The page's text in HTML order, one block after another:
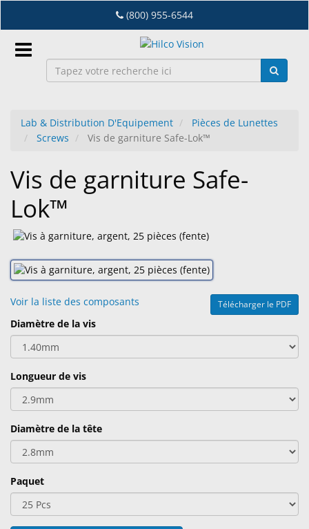
au
contenu
principal
(800) 955-6544
Connexion
FR
Dry
Eye
Lab
&
D'Equipement
&
Accessoires
Produits
d'Entretien
de
Lentilles
Pharmaceutiques
Ophtalmiques
Examen
Visuel
&
Chirurgical
Lab & Distribution D'Equipement
Pièces de Lunettes
Screws
Vis de garniture Safe-Lok™
Vis de garniture Safe-
Lok™
Voir la liste des composants Télécharger le PDF
Diamètre de la vis
Longueur de vis
Diamètre de la tête
Paquet